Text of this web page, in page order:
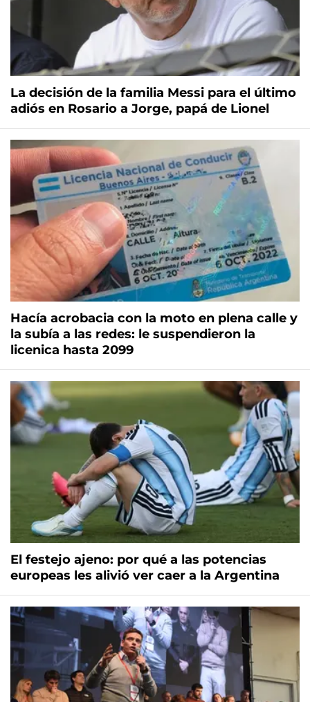
La decisión de la familia Messi para el último
adiós en Rosario a Jorge, papá de Lionel
Hacía acrobacia con la moto en plena calle y
la subía a las redes: le suspendieron la
licenica hasta 2099
El festejo ajeno: por qué a las potencias
europeas les alivió ver caer a la Argentina